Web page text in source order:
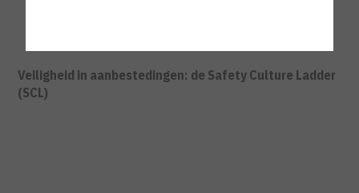
Veiligheid in aanbestedingen: de Safety Culture Ladder
(SCL)